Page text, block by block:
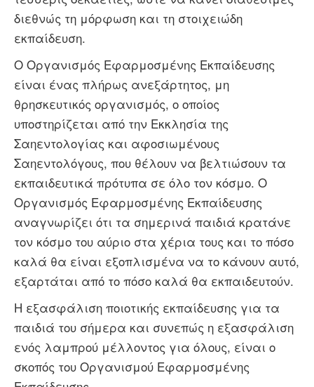
διεθνώς τη μόρφωση και τη στοιχειώδη
εκπαίδευση.
Ο Oργανισμός Εφαρμοσμένης Εκπαίδευσης
είναι ένας πλήρως ανεξάρτητος, μη
θρησκευτικός οργανισμός, ο οποίος
υποστηρίζεται από την Εκκλησία της
Σαηεντολογίας και αφοσιωμένους
Σαηεντολόγους, που θέλουν να βελτιώσουν τα
εκπαιδευτικά πρότυπα σε όλο τον κόσμο. Ο
Οργανισμός Εφαρμοσμένης Εκπαίδευσης
αναγνωρίζει ότι τα σημερινά παιδιά κρατάνε
τον κόσμο του αύριο στα χέρια τους και το πόσο
καλά θα είναι εξοπλισμένα να το κάνουν αυτό,
εξαρτάται από το πόσο καλά θα εκπαιδευτούν.
Η εξασφάλιση ποιοτικής εκπαίδευσης για τα
παιδιά του σήμερα και συνεπώς η εξασφάλιση
ενός λαμπρού μέλλοντος για όλους, είναι ο
σκοπός του Oργανισμού Εφαρμοσμένης